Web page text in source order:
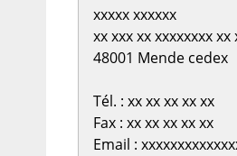
xxxxx xxxxxx
xx xxx xx xxxxxxxx xx
48001 Mende cedex
Tél. : xx xx xx xx xx
Fax : xx xx xx xx xx
Email :